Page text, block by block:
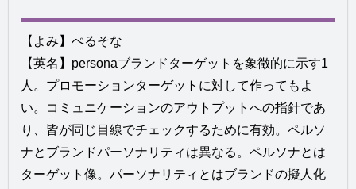
【よみ】ぺるそな
【英名】personaブランドターゲットを象徴的に示す1
人。プロモーションターゲットに対して作ってもよ
い。コミュニケーションのアウトプットへの指針であ
り、皆が同じ目線でチェックするために有効。ペルソ
ナとブランドパーソナリティは異なる。ペルソナとは
ターゲット像。パーソナリティとはブランドの擬人化